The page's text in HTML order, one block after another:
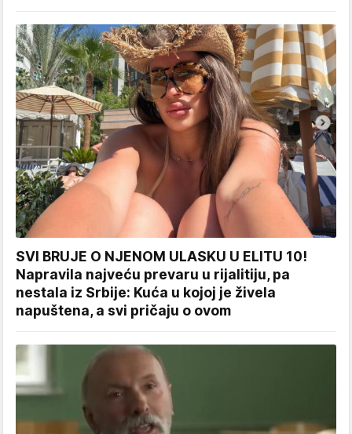
SVI BRUJE O NJENOM ULASKU U ELITU 10!
Napravila najveću prevaru u rijalitiju, pa
nestala iz Srbije: Kuća u kojoj je živela
napuštena, a svi pričaju o ovom